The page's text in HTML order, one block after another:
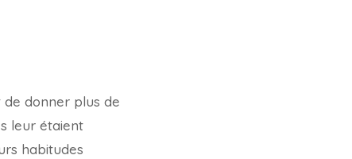
de donner plus de
leur étaient
habitudes